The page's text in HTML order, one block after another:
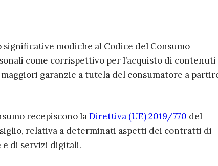
modiche al Codice del Consumo
come corrispettivo per l’acquisto di contenuti
garanzie a tutela del consumatore a
recepiscono laDirettiva (UE) 2019/770 del
relativa a determinati aspetti dei contratti di
di servizi digitali.